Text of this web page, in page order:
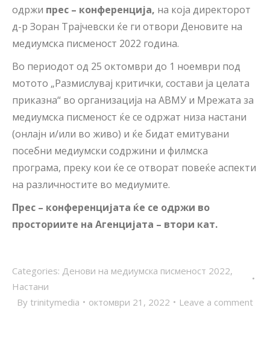
одржи прес – конференција, на која директорот
д-р Зоран Трајчевски ќе ги отвори Деновите на
медиумска писменост 2022 година.
Во периодот од 25 октомври до 1 ноември под
мотото „Размислувај критички, состави ја целата
приказна“ во организација на АВМУ и Мрежата за
медиумска писменост ќе се одржат низа настани
(онлајн и/или во живо) и ќе бидат емитувани
посебни медиумски содржини и филмска
програма, преку кои ќе се отворат повеќе аспекти
на различностите во медиумите.
Прес – конференцијата ќе се одржи во
просториите на Агенцијата – втори кат.
Categories: Денови на медиумска писменост 2022,
Настани
By trinitymedia октомври 21, 2022 Leave a comment